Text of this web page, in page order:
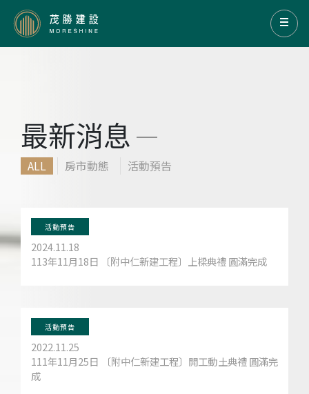
最新消息
ALL 房市動態 活動預告
活動預告
2024.11.18
113年11月18日 〔附中仁新建工程〕上樑典禮 圓滿完成
活動預告
2022.11.25
111年11月25日 〔附中仁新建工程〕開工動土典禮 圓滿完
成